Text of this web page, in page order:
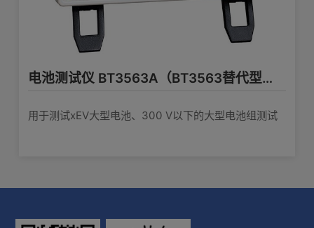
电池测试仪 BT3563A（BT3563替代型号）
用于测试xEV大型电池、300 V以下的大型电池组测试